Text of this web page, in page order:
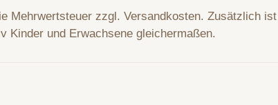
Mehrwertsteuer zzgl. Versandkosten. Zusätzlich
Kinder und Erwachsene gleichermaßen.